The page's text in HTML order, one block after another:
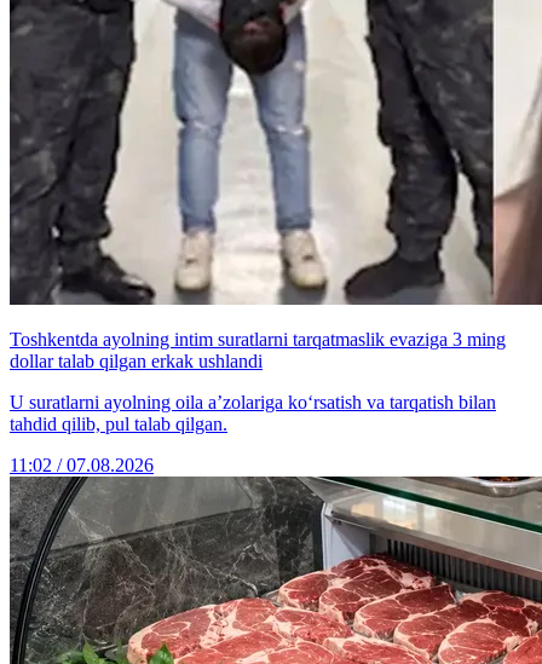
Toshkentda ayolning intim suratlarni tarqatmaslik evaziga 3 ming
dollar talab qilgan erkak ushlandi
U suratlarni ayolning oila a’zolariga ko‘rsatish va tarqatish bilan
tahdid qilib, pul talab qilgan.
11:02 / 07.08.2026